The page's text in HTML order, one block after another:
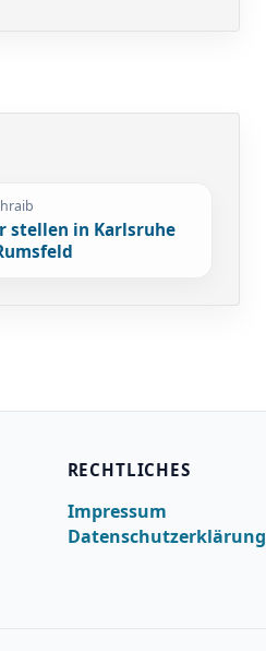
stellen in Karlsruhe
RECHTLICHES
Impressum
Datenschutzerklärung